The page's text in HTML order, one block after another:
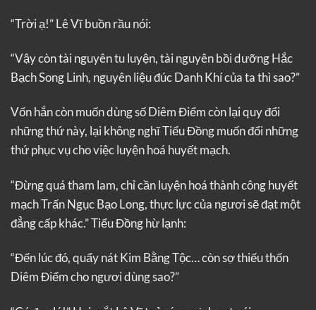
“Trời ạ!” Lê Vĩ buồn rầu nói:
“Vậy còn tài nguyên tu luyện, tài nguyên bồi dưỡng Hắc
Bạch Song Linh, nguyên liệu đúc Danh Khí của ta thì sao?”
Vốn hắn còn muốn dùng số Diêm Điểm còn lại quy đổi
những thứ này, lại không nghĩ Tiểu Đồng muốn đổi những
thứ phục vụ cho việc luyện hoá huyết mạch.
“Đừng quá tham lam, chỉ cần luyện hoá thành công huyết
mạch Trấn Ngục Bạo Long, thực lực của ngươi sẽ đạt một
đẳng cấp khác.” Tiểu Đồng hừ lạnh:
“Đến lúc đó, quẩy nát Kim Bằng Tộc… còn sợ thiếu thốn
Diêm Điểm cho ngươi dùng sao?”